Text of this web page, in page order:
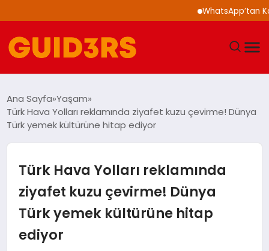
WhatsApp’tan
YAŞAM
SAĞLIK
EKONOMI
Ana Sayfa Yaşam
Türk Hava Yolları reklamında ziyafet kuzu çevirme! Dünya
Türk yemek kültürüne hitap ediyor
Türk Hava Yolları reklamında
ziyafet kuzu çevirme! Dünya
Türk yemek kültürüne hitap
ediyor